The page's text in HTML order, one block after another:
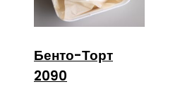
Бенто-Торт
2090